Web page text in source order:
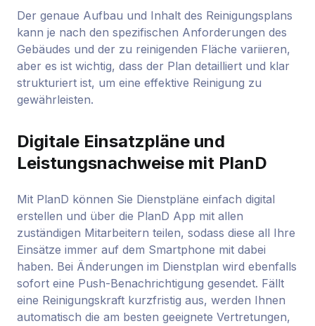
Der genaue Aufbau und Inhalt des Reinigungsplans
kann je nach den spezifischen Anforderungen des
Gebäudes und der zu reinigenden Fläche variieren,
aber es ist wichtig, dass der Plan detailliert und klar
strukturiert ist, um eine effektive Reinigung zu
gewährleisten.
Digitale Einsatzpläne und
Leistungsnachweise mit PlanD
Mit PlanD können Sie Dienstpläne einfach digital
erstellen und über die PlanD App mit allen
zuständigen Mitarbeitern teilen, sodass diese all Ihre
Einsätze immer auf dem Smartphone mit dabei
haben. Bei Änderungen im Dienstplan wird ebenfalls
sofort eine Push-Benachrichtigung gesendet. Fällt
eine Reinigungskraft kurzfristig aus, werden Ihnen
automatisch die am besten geeignete Vertretungen,